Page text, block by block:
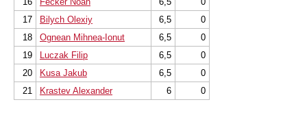
17
Bilych Olexiy 6,5
0
18
Ognean Mihnea-Ionut 6,5
0
19
Luczak Filip 6,5
0
20
Kusa Jakub 6,5
0
21
Krastev Alexander 6 0